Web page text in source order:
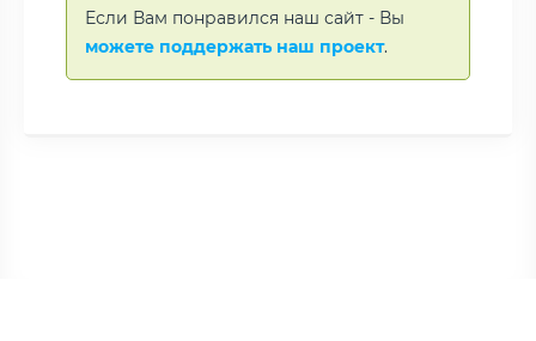
Если Вам понравился наш сайт - Вы
можете поддержать наш проект.